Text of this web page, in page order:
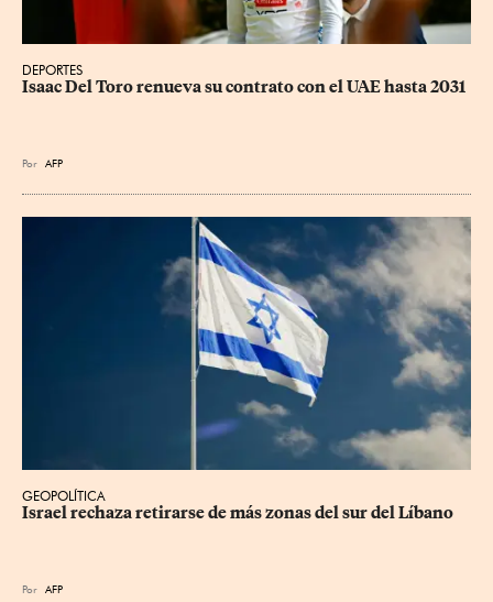
DEPORTES
Isaac Del Toro renueva su contrato con el UAE hasta 2031
Por AFP
GEOPOLÍTICA
Israel rechaza retirarse de más zonas del sur del Líbano
Por AFP